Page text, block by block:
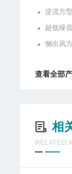
逆流方
超低噪
侧出风
查看全部
相
RELATED